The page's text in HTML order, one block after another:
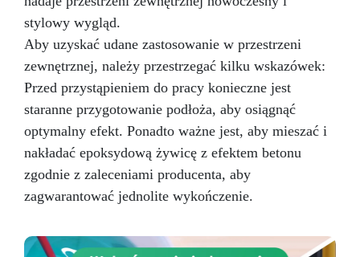
stylowy wygląd.
Aby uzyskać udane zastosowanie w przestrzeni
zewnętrznej, należy przestrzegać kilku wskazówek:
Przed przystąpieniem do pracy konieczne jest
staranne przygotowanie podłoża, aby osiągnąć
optymalny efekt. Ponadto ważne jest, aby mieszać i
nakładać epoksydową żywicę z efektem betonu
zgodnie z zaleceniami producenta, aby
zagwarantować jednolite wykończenie.